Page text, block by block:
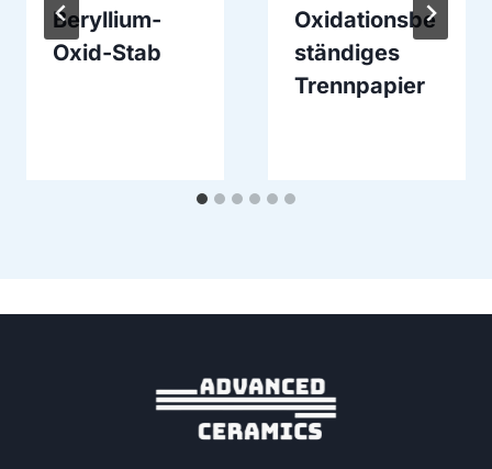
Beryllium-
Oxid-Stab
Oxidationsbe
ständiges
Trennpapier